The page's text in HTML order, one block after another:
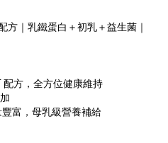
方｜乳鐵蛋白＋初乳＋益生菌｜
方，全方位健康維持
富，母乳級營養補給